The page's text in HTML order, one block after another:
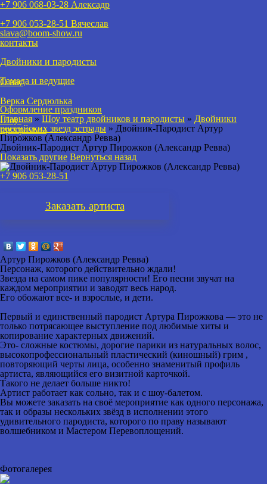
+7 906 068-03-28 Алексадр
+7 906 053-28-51 Вячеслав
slava@boom-show.ru
контакты
О нас
Двойники и пародисты
Верка Сердюлька
Тамада и ведущие
Шоу-
программы
Оформление праздников
Главная » Шоу театр двойников и пародисты » Двойники
российских звезд эстрады » Двойник-Пародист Артур
Пирожков (Александр Ревва)
Двойник-Пародист Артур Пирожков (Александр Ревва)
Показать другие Вернуться назад
+7 906 053-28-51
Заказать артиста
Артур Пирожков (Александр Ревва)
Персонаж, которого действительно ждали!
Звезда на самом пике популярности! Его песни звучат на
каждом мероприятии и заводят весь народ.
Его обожают все- и взрослые, и дети.
Первый и единственный пародист Артура Пирожкова — это не
только потрясающее выступление под любимые хиты и
копирование характерных движений.
Это- сложные костюмы, дорогие парики из натуральных волос,
высокопрофессиональный пластический (киношный) грим ,
повторяющий черты лица, особенно знаменитый профиль
артиста, являющийся его визитной карточкой.
Такого не делает больше никто!
Артист работает как сольно, так и с шоу-балетом.
Вы можете заказать на своё мероприятие как одного персонажа,
так и образы нескольких звёзд в исполнении этого
удивительного пародиста, которого по праву называют
волшебником и Мастером Перевоплощений.
Фотогалерея